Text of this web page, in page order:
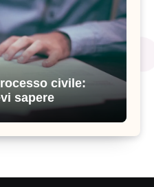
civile:
sapere